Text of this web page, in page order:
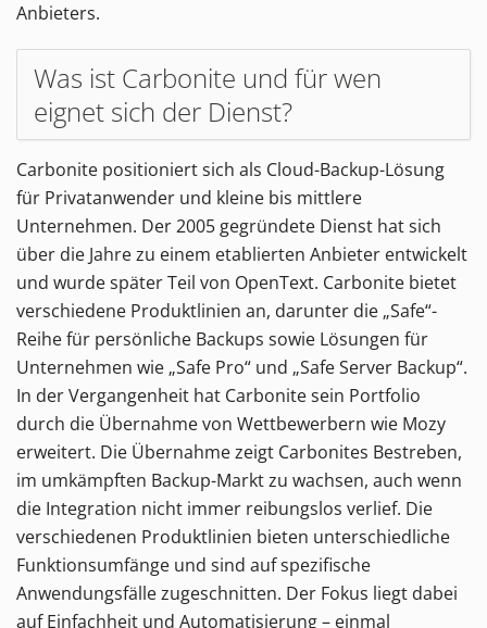
Anbieters.
Was ist Carbonite und für wen
eignet sich der Dienst?
Carbonite positioniert sich als Cloud-Backup-Lösung
für Privatanwender und kleine bis mittlere
Unternehmen. Der 2005 gegründete Dienst hat sich
über die Jahre zu einem etablierten Anbieter entwickelt
und wurde später Teil von OpenText. Carbonite bietet
verschiedene Produktlinien an, darunter die „Safe“-
Reihe für persönliche Backups sowie Lösungen für
Unternehmen wie „Safe Pro“ und „Safe Server Backup“.
In der Vergangenheit hat Carbonite sein Portfolio
durch die Übernahme von Wettbewerbern wie Mozy
erweitert. Die Übernahme zeigt Carbonites Bestreben,
im umkämpften Backup-Markt zu wachsen, auch wenn
die Integration nicht immer reibungslos verlief. Die
verschiedenen Produktlinien bieten unterschiedliche
Funktionsumfänge und sind auf spezifische
Anwendungsfälle zugeschnitten. Der Fokus liegt dabei
auf Einfachheit und Automatisierung – einmal